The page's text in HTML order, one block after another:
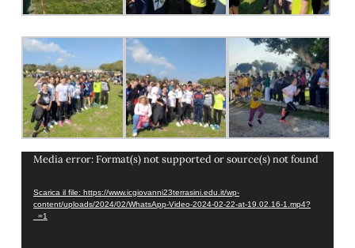
Video
Media error: Format(s) not supported or source(s) not found
Scarica il file: https://www.icgiovanni23terrasini.edu.it/wp-
content/uploads/2024/02/WhatsApp-Video-2024-02-22-at-19.02.16-1.mp4?
_=1